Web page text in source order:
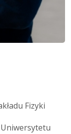
Fizyki